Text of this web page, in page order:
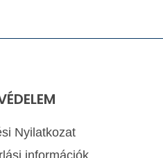
Nyilatkozat